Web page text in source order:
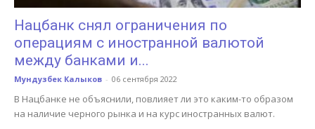
Нацбанк снял ограничения по
операциям с иностранной валютой
между банками и...
Мундузбек Калыков - 06 сентября 2022
В Нацбанке не объяснили, повлияет ли это каким-то образом
на наличие черного рынка и на курс иностранных валют.